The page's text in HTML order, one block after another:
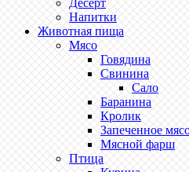
Десерт
Напитки
Животная пища
Мясо
Говядина
Свинина
Сало
Баранина
Кролик
Запеченное
Мясной фарш
Птица